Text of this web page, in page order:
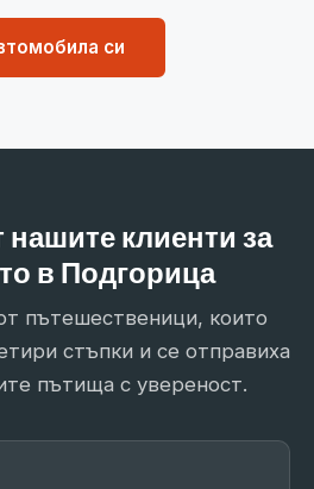
си
нашите клиенти за
в Подгорица
пътешественици, които
стъпки и се отправиха
пътища с увереност.